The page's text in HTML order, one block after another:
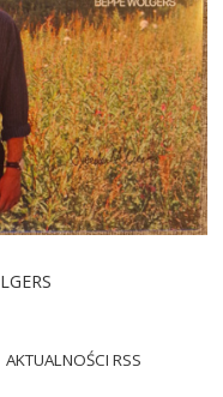
AKTUALNOŚCI RSS